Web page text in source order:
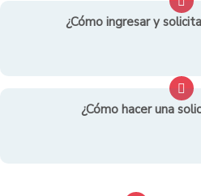
¿Cómo ingresar y
¿Cómo hacer una